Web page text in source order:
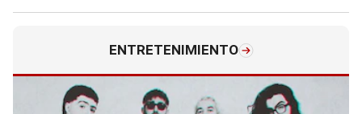
ENTRETENIMIENTO